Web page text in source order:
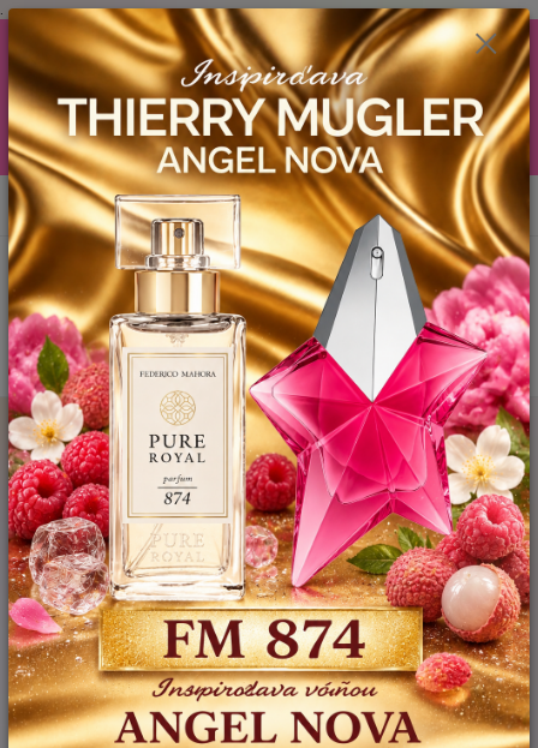
.
AKCIA (zobrazí sa v nákupnom košíku) ! ...... Ku každej objednávočke ❤️
od .. 35 .-eur CENA PRODUKTOV si môžte vybrať .. 15ml YODEYMA
tester ZDARMA ! ❤️ od 80.-eur .. 2 x 15ml, ❤️ od 150.-eur .. 3 x 15ml ❤️
od 200.-eur 4 x 15ml atd. YODEYMA tester ZDARMA .. (TIE VŠAK
TERBA VPÍSAŤ V SEKCII DODACE ÚDAJE) ! Akcia platí do vyčerpania
skladových zásob! ...... TEŠÍME SA NA VÁS a VIDÍME SA V MAILOCH a v
Košiciach :) aj OSOBNE. 👋🤚👋 .. 🌹🌹🌹
Menu
EUR
Hľadať
0944 619 068 0ks
za0 €
Úvod FM - PARFEMY ROYAL PARFUMY PÁNSKE
FM 951
UNISEX Inšpirovaná CREED Original Vetiver - PURE ROYAL .. (50ml)
FM 951 UNISEX Inšpirovaná
CREED Original Vetiver - PURE
ROYAL .. (50ml)